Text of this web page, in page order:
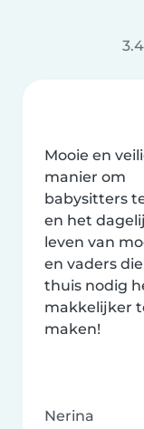
Mooie en
manier om
babysitters
en het
leven van
en vaders
thuis nodig
makkelijker
maken!
Nerina